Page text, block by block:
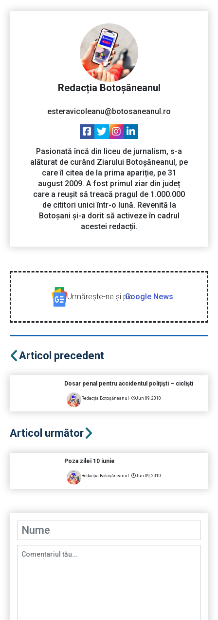
Redacția Botoșăneanul
esteravicoleanu@botosaneanul.ro
Pasionată încă din liceu de jurnalism, s-a
alăturat de curând Ziarului Botoșăneanul, pe
care îl citea de la prima apariție, pe 31
august 2009. A fost primul ziar din județ
care a reușit să treacă pragul de 1.000.000
de cititori unici într-o lună. Revenită la
Botoșani și-a dorit să activeze în cadrul
acestei redacții.
Urmăreşte-ne şi peGoogle News
Articol precedent
Dosar penal pentru accidentul poliţişti – ciclişti
Redacția Botoșăneanul Jun 09, 2010
Articol următor
Poza zilei 10 iunie
Redacția Botoșăneanul Jun 09, 2010